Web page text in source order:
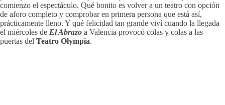
comienzo el espectáculo. Qué bonito es volver a un teatro con opción
de aforo completo y comprobar en primera persona que está así,
prácticamente lleno. Y qué felicidad tan grande viví cuando la llegada
el miércoles de El Abrazo a Valencia provocó colas y colas a las
puertas del Teatro Olympia.